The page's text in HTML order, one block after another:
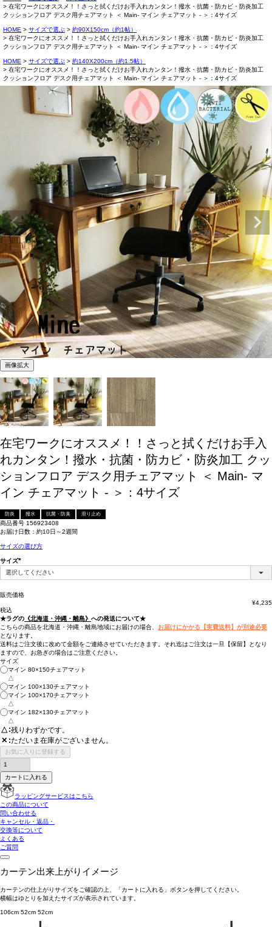
在宅ワークにオススメ！！さっと拭くだけお手入れカンタン！撥水・抗菌・防カビ・防炎加工
クッションフロア デスク用チェアマット ＜ Main- マイン チェアマット - ＞：4サイズ
HOME サイズで選ぶ
約90X150cm（約1帖）
在宅ワークにオススメ！！さっと拭くだけお手入れカンタン！撥水・抗菌・防カビ・防炎加工
クッションフロア デスク用チェアマット ＜ Main- マイン チェアマット - ＞：4サイズ
HOME サイズで選ぶ
約140X200cm（約1.5帖）
在宅ワークにオススメ！！さっと拭くだけお手入れカンタン！撥水・抗菌・防カビ・防炎加工
クッションフロア デスク用チェアマット ＜ Main- マイン チェアマット - ＞：4サイズ
画像拡大
在宅ワークにオススメ！！さっと拭くだけお手入
れカンタン！撥水・抗菌・防カビ・防炎加工 クッ
ションフロア デスク用チェアマット ＜ Main- マ
イン チェアマット - ＞：4サイズ
防炎 撥水 抗菌・防臭 滑り止め
商品番号 156923408
お届け日数：約10日～2週間
サイズの選び方
サイズ
(必
須)
販売価格
¥4,235
税込
★ラグの 《北海道・沖縄・離島》 への発送について★
こちらの商品を北海道・沖縄・離島地域にお届けの場合、 お届けにかかる【実費送料】が別途必要
となります。
送料はご注文後に改めて金額をご連絡させていただきます。それ迄はご注文は一旦【保留】となり
ますので、お急ぎの場合はご注意ください。
サイズ
マイン 80×150チェアマット
△
マイン 100×130チェアマット
マイン 100×170チェアマット
△
マイン 182×130チェアマット
△
△ 残りわずかです。
✕ ただいま在庫がございません。
お気に入りに登録する
カートに入れる
ラッピングサービスはこちら
この商品について
問い合わせる
キャンセル・返品・
交換等について
よくある
ご質問
カーテン出来上がりイメージ
カーテンの仕上がりサイズをご確認の上、「カートに入れる」ボタンを押してください。
横幅はゆとりを加えたサイズが表示されています。
106cm 52cm 52cm